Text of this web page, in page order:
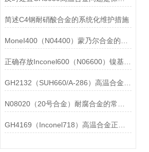
简述C4钢耐硝酸合金的系统化维护措施
正确存放Inconel600（N06600）镍基合金的重要性介绍